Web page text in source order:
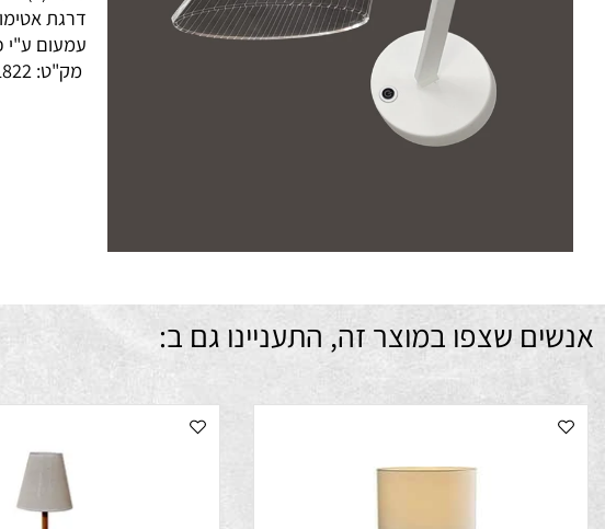
מתח (V) 230V/50Hz
דרגת אטימות IP 20
עמעום ע"י
שצפו במוצר זה, התעניינו גם ב: